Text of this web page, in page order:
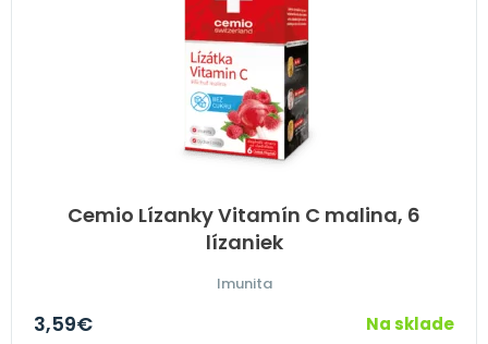
Cemio Lízanky Vitamín C malina, 6
lízaniek
Imunita
3,59€ Na sklade